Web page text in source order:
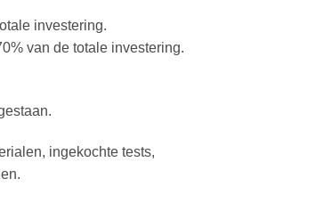
investering.
van de totale investering.
ingekochte tests,